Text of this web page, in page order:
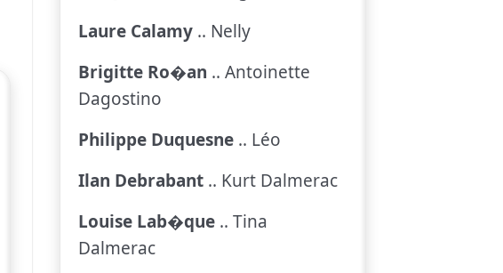
Laure Calamy .. Nelly
Brigitte Ro�an .. Antoinette
Dagostino
Philippe Duquesne .. Léo
Ilan Debrabant .. Kurt Dalmerac
Louise Lab�que .. Tina
Dalmerac